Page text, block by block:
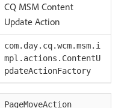
CQ MSM Content
Update Action
com.day.cq.wcm.msm.i
mpl.actions.ContentU
pdateActionFactory
PageMoveAction